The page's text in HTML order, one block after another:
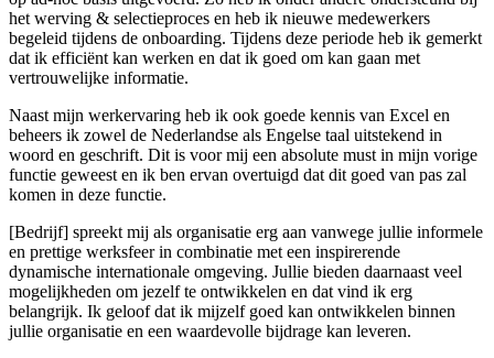
het werving & selectieproces en heb ik nieuwe medewerkers
begeleid tijdens de onboarding. Tijdens deze periode heb ik gemerkt
dat ik efficiënt kan werken en dat ik goed om kan gaan met
vertrouwelijke informatie.
Naast mijn werkervaring heb ik ook goede kennis van Excel en
beheers ik zowel de Nederlandse als Engelse taal uitstekend in
woord en geschrift. Dit is voor mij een absolute must in mijn vorige
functie geweest en ik ben ervan overtuigd dat dit goed van pas zal
komen in deze functie.
[Bedrijf] spreekt mij als organisatie erg aan vanwege jullie informele
en prettige werksfeer in combinatie met een inspirerende
dynamische internationale omgeving. Jullie bieden daarnaast veel
mogelijkheden om jezelf te ontwikkelen en dat vind ik erg
belangrijk. Ik geloof dat ik mijzelf goed kan ontwikkelen binnen
jullie organisatie en een waardevolle bijdrage kan leveren.